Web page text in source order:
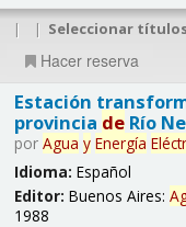
| | Seleccionar
Hacer reserva
Estación
provincia deRío
por Agua y Energía
Idioma: Español
Editor: Buenos Aires:
1988